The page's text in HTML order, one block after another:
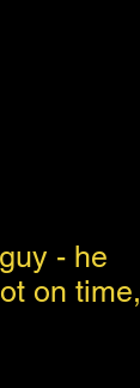
- he
on time,